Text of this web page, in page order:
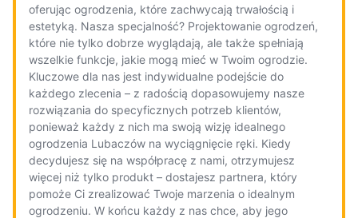
oferując ogrodzenia, które zachwycają trwałością i
estetyką. Nasza specjalność? Projektowanie ogrodzeń,
które nie tylko dobrze wyglądają, ale także spełniają
wszelkie funkcje, jakie mogą mieć w Twoim ogrodzie.
Kluczowe dla nas jest indywidualne podejście do
każdego zlecenia – z radością dopasowujemy nasze
rozwiązania do specyficznych potrzeb klientów,
ponieważ każdy z nich ma swoją wizję idealnego
ogrodzenia Lubaczów na wyciągnięcie ręki. Kiedy
decydujesz się na współpracę z nami, otrzymujesz
więcej niż tylko produkt – dostajesz partnera, który
pomoże Ci zrealizować Twoje marzenia o idealnym
ogrodzeniu. W końcu każdy z nas chce, aby jego